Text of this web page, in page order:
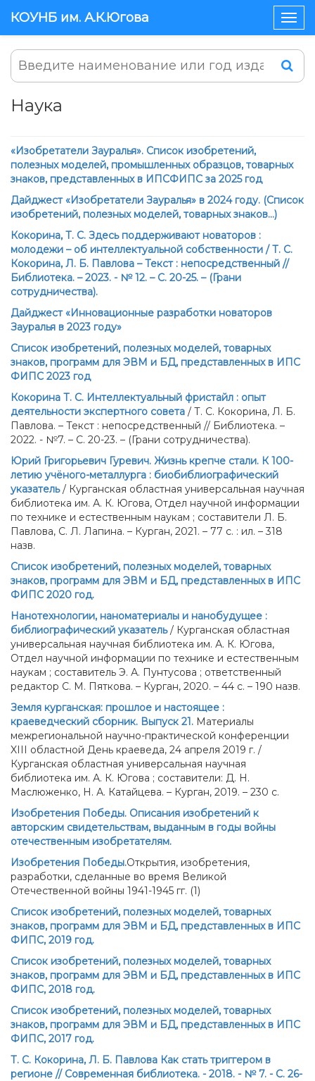
КОУНБ им. А.К.Югова
Наука
«Изобретатели Зауралья». Список изобретений,
полезных моделей, промышленных образцов, товарных
знаков, представленных в ИПСФИПС за 2025 год
Дайджест «Изобретатели Зауралья» в 2024 году. (Список
изобретений, полезных моделей, товарных знаков...)
Кокорина, Т. С. Здесь поддерживают новаторов :
молодежи – об интеллектуальной собственности / Т. С.
Кокорина, Л. Б. Павлова – Текст : непосредственный //
Библиотека. – 2023. - № 12. – С. 20-25. – (Грани
сотрудничества).
Дайджест «Инновационные разработки новаторов
Зауралья в 2023 году»
Список изобретений, полезных моделей, товарных
знаков, программ для ЭВМ и БД, представленных в ИПС
ФИПС 2023 год
Кокорина Т. С. Интеллектуальный фристайл : опыт
деятельности экспертного совета / Т. С. Кокорина, Л. Б.
Павлова. – Текст : непосредственный // Библиотека. –
2022. - №7. – С. 20-23. – (Грани сотрудничества).
Юрий Григорьевич Гуревич. Жизнь крепче стали. К 100-
летию учёного-металлурга : биобиблиографический
указатель/ Курганская областная универсальная научная
библиотека им. А. К. Югова, Отдел научной информации
по технике и естественным наукам ; составители Л. Б.
Павлова, С. Л. Лапина. – Курган, 2021. – 77 с. : ил. – 318
назв.
Список изобретений, полезных моделей, товарных
знаков, программ для ЭВМ и БД, представленных в ИПС
ФИПС 2020 год.
Нанотехнологии, наноматериалы и нанобудущее :
библиографический указатель/ Курганская областная
универсальная научная библиотека им. А. К. Югова,
Отдел научной информации по технике и естественным
наукам ; составитель Э. А. Пунтусова ; ответственный
редактор С. М. Пяткова. – Курган, 2020. – 44 с. – 190 назв.
Земля курганская: прошлое и настоящее :
краеведческий сборник. Выпуск 21. Материалы
межрегиональной научно-практической конференции
XIII областной День краеведа, 24 апреля 2019 г. /
Курганская областная универсальная научная
библиотека им. А. К. Югова ; составители: Д. Н.
Маслюженко, Н. А. Катайцева. – Курган, 2019. – 230 с.
Изобретения Победы. Описания изобретений к
авторским свидетельствам, выданным в годы войны
отечественным изобретателям.
Изобретения Победы.Открытия, изобретения,
разработки, сделанные во время Великой
Отечественной войны 1941-1945 гг. (1)
Список изобретений, полезных моделей, товарных
знаков, программ для ЭВМ и БД, представленных в ИПС
ФИПС, 2019 год.
Список изобретений, полезных моделей, товарных
знаков, программ для ЭВМ и БД, представленных в ИПС
ФИПС, 2018 год.
Список изобретений, полезных моделей, товарных
знаков, программ для ЭВМ и БД, представленных в ИПС
ФИПС, 2017 год.
Т. С. Кокорина, Л. Б. Павлова Как стать триггером в
регионе // Современная библиотека. - 2018. - № 7. - С. 26-